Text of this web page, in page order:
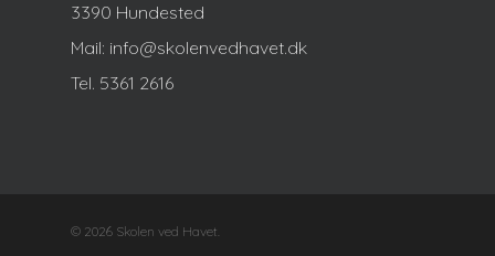
3390 Hundested
Mail: info@skolenvedhavet.dk
Tel. 5361 2616
© 2026 Skolen ved Havet.